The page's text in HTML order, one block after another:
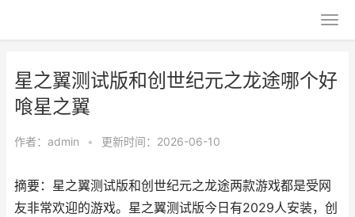
星之翼测试版和创世纪元之龙途哪个好
喰星之翼
作者： admin • 更新时间：2026-06-10
摘要：星之翼测试版和创世纪元之龙途两款游戏都是受网
友非常欢迎的游戏。星之翼测试版今日有2029人安装，创